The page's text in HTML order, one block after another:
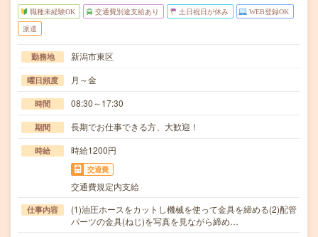
職種未経験OK 交通費別途支給あり 土日祝日が休み WEB登録OK
派遣
勤務地 新潟市東区
曜日頻度 月～金
時間 08:30～17:30
期間 長期でお仕事できる方、大歓迎！
時給 時給1200円
交通費
交通費規定内支給
仕事内容
(1)油圧ホースをカットし機械を使って金具を締める(2)配管
パーツの金具(ねじ)を写真を見ながら締め…